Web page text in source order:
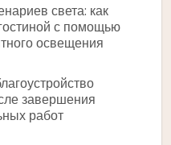
света: как
с помощью
освещения
завершения
работ